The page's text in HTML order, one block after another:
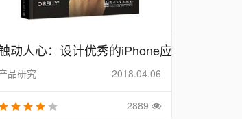
动人心：设计优秀的iPhone应
品研究 2018.04.06
2889